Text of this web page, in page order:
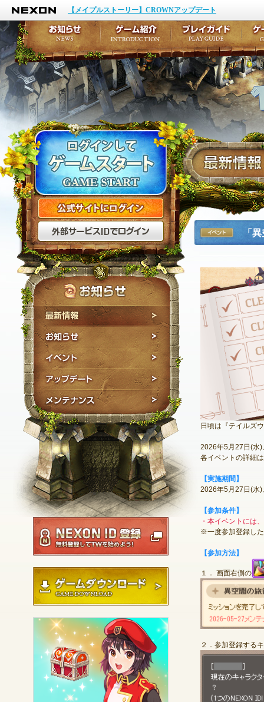
NEXON
【メイプルストーリー】CROWNアップデート
公式サイトにログイン
外部サービスIDでログ
最新情報
お知らせ
イベント
アップデート
メンテナンス
NEXON ID登録
ゲームダウンロード
イベント
「
日頃は『テイルズ
2026年5月27日(水)
各イベントの詳細
【実施期間】
2026年5月27日(水
【参加条件】
・本イベントには
※一度参加登録し
【参加方法】
１． 画面右側の
２．参加登録する
お知らせ
イベント
アップデート
メンテナンス
ゲーム紹介
キャラクター作成
テイルズ初級者講座
ここだけは知ってお